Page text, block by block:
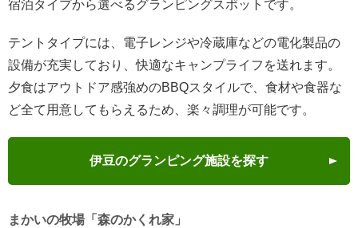
宿泊タイプから選べるグランピングスポットです。
テントタイプには、電子レンジや冷蔵庫などの電化製品の
設備が充実しており、快適なキャンプライフを送れます。
夕食はアウトドア感強めのBBQスタイルで、食材や食器な
ど全て用意してもらえるため、楽々調理が可能です。
伊豆のグランピング施設を探す
まかいの牧場「森のかくれ家」